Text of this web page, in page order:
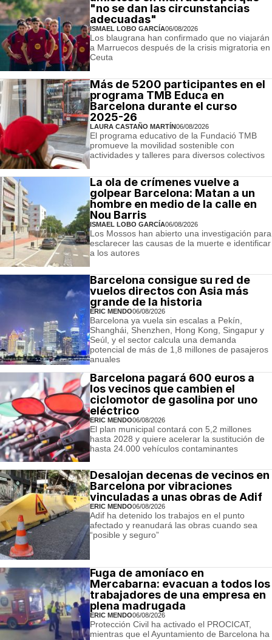
"no se dan las circunstancias
adecuadas"
ISMAEL LOBO GARCÍA06/08/2026
Los blaugrana han confirmado que no viajarán
a Marruecos después de la crisis migratoria en
Ceuta
Más de 5200 participantes en el
programa TMB Educa en
Barcelona durante el curso
2025-26
LAURA CASTAÑO MARTÍN06/08/2026
El programa educativo de la Fundació TMB
promueve la movilidad sostenible con
actividades y talleres para diversos colectivos
La ola de crímenes vuelve a
golpear Barcelona: Matan a un
hombre en medio de la calle en
Nou Barris
ISMAEL LOBO GARCÍA06/08/2026
Los Mossos han abierto una investigación para
esclarecer las causas de la muerte e identificar
a los autores
Barcelona consigue su red de
vuelos directos con Asia más
grande de la historia
ERIC MENDO06/08/2026
Barcelona ya vuela sin escalas a Pekín,
Shanghái, Shenzhen, Hong Kong, Singapur y
Seúl, y el sector calcula una demanda
potencial de más de 1,8 millones de pasajeros
anuales
Barcelona pagará 600 euros a
los vecinos que cambien el
ciclomotor de gasolina por uno
eléctrico
ERIC MENDO06/08/2026
El plan municipal contará con 5,2 millones
hasta 2028 y quiere acelerar la sustitución de
hasta 24.000 vehículos contaminantes
Desalojan decenas de vecinos en
Barcelona por vibraciones
vinculadas a unas obras de Adif
ERIC MENDO06/08/2026
Adif ha detenido los trabajos en el punto
afectado y reanudará las obras cuando sea
“posible y seguro”
Fuga de amoníaco en
Mercabarna: evacuan a todos los
trabajadores de una empresa en
plena madrugada
ERIC MENDO06/08/2026
Protección Civil ha activado el PROCICAT,
mientras que el Ayuntamiento de Barcelona ha